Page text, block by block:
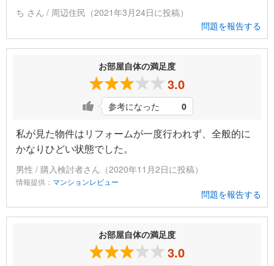
ち さん / 周辺住民（2021年3月24日に投稿）
問題を報告する
お部屋自体の満足度
3.0
参考になった 0
私が見た物件はリフォームが一度行われず、全般的に
かなりひどい状態でした。
男性 / 購入検討者さん（2020年11月2日に投稿）
情報提供： マンションレビュー
問題を報告する
お部屋自体の満足度
3.0